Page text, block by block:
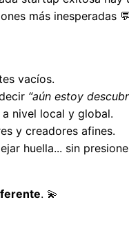
más inesperadas
vacíos.
“aún estoy
nivel local y global.
y creadores afines.
huella... sin
. 💫